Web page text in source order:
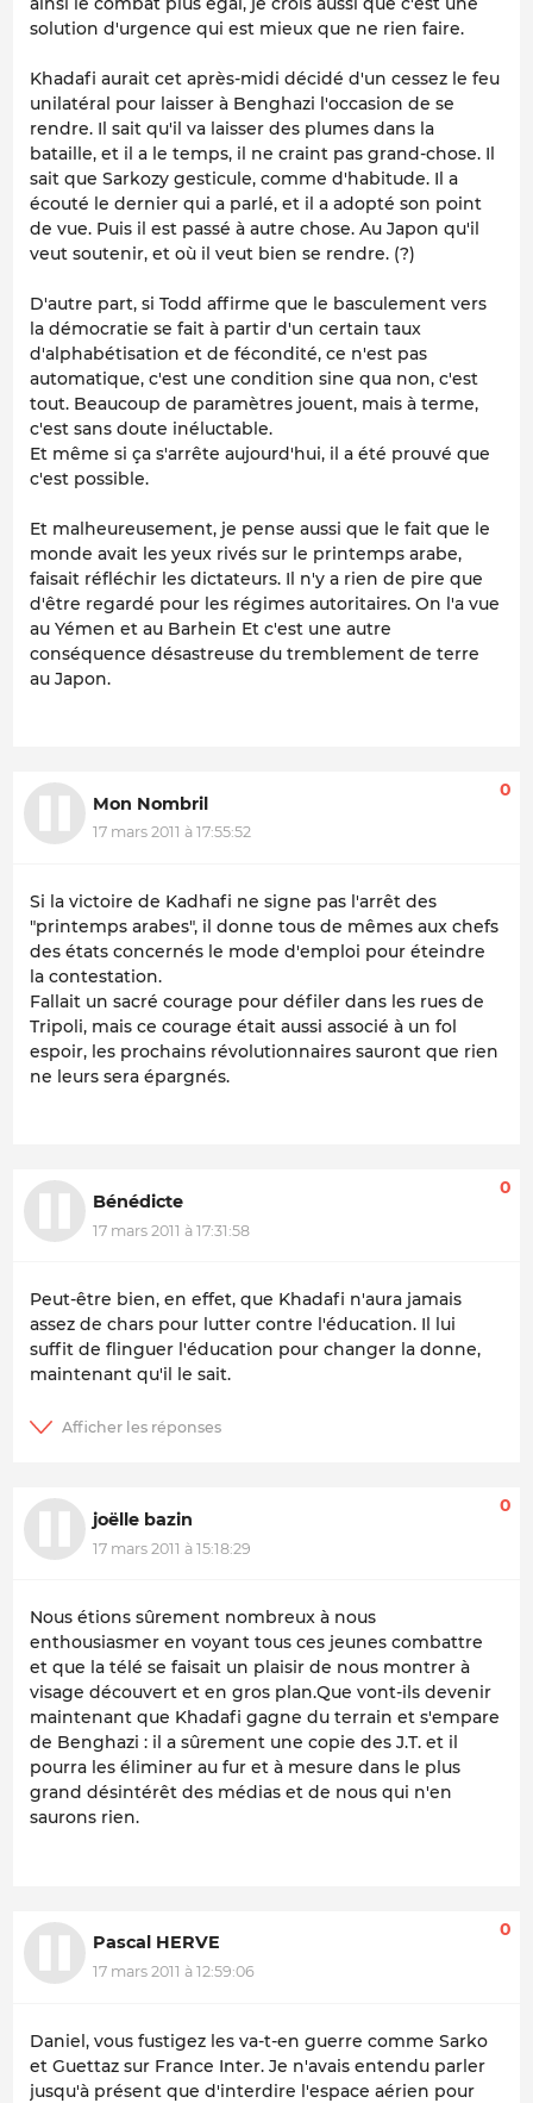
solution d'urgence qui est mieux que ne rien faire.
Khadafi aurait cet après-midi décidé d'un cessez le feu
unilatéral pour laisser à Benghazi l'occasion de se
rendre. Il sait qu'il va laisser des plumes dans la
bataille, et il a le temps, il ne craint pas grand-chose. Il
sait que Sarkozy gesticule, comme d'habitude. Il a
écouté le dernier qui a parlé, et il a adopté son point
de vue. Puis il est passé à autre chose. Au Japon qu'il
veut soutenir, et où il veut bien se rendre. (?)
D'autre part, si Todd affirme que le basculement vers
la démocratie se fait à partir d'un certain taux
d'alphabétisation et de fécondité, ce n'est pas
automatique, c'est une condition sine qua non, c'est
tout. Beaucoup de paramètres jouent, mais à terme,
c'est sans doute inéluctable.
Et même si ça s'arrête aujourd'hui, il a été prouvé que
c'est possible.
Et malheureusement, je pense aussi que le fait que le
monde avait les yeux rivés sur le printemps arabe,
faisait réfléchir les dictateurs. Il n'y a rien de pire que
d'être regardé pour les régimes autoritaires. On l'a vue
au Yémen et au Barhein Et c'est une autre
conséquence désastreuse du tremblement de terre
au Japon.
Mon Nombril
17 mars 2011 à 17:55:52
0
Si la victoire de Kadhafi ne signe pas l'arrêt des
"printemps arabes", il donne tous de mêmes aux chefs
des états concernés le mode d'emploi pour éteindre
la contestation.
Fallait un sacré courage pour défiler dans les rues de
Tripoli, mais ce courage était aussi associé à un fol
espoir, les prochains révolutionnaires sauront que rien
ne leurs sera épargnés.
Bénédicte
17 mars 2011 à 17:31:58
0
Peut-être bien, en effet, que Khadafi n'aura jamais
assez de chars pour lutter contre l'éducation. Il lui
suffit de flinguer l'éducation pour changer la donne,
maintenant qu'il le sait.
joëlle bazin
17 mars 2011 à 15:18:29
0
Nous étions sûrement nombreux à nous
enthousiasmer en voyant tous ces jeunes combattre
et que la télé se faisait un plaisir de nous montrer à
visage découvert et en gros plan.Que vont-ils devenir
maintenant que Khadafi gagne du terrain et s'empare
de Benghazi : il a sûrement une copie des J.T. et il
pourra les éliminer au fur et à mesure dans le plus
grand désintérêt des médias et de nous qui n'en
saurons rien.
Pascal HERVE
17 mars 2011 à 12:59:06
0
Daniel, vous fustigez les va-t-en guerre comme Sarko
et Guettaz sur France Inter. Je n'avais entendu parler
jusqu'à présent que d'interdire l'espace aérien pour